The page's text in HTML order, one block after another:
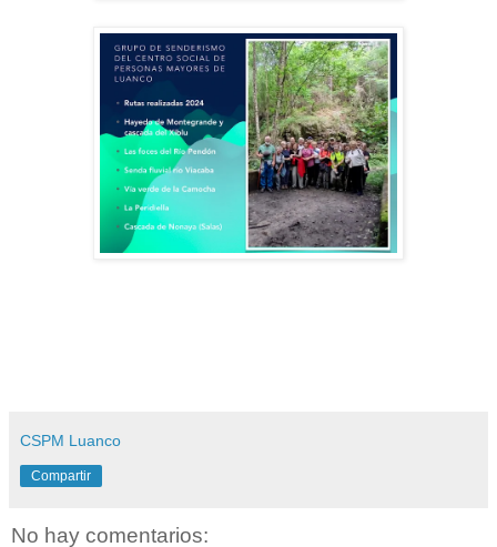
CSPM Luanco
Compartir
No hay comentarios: